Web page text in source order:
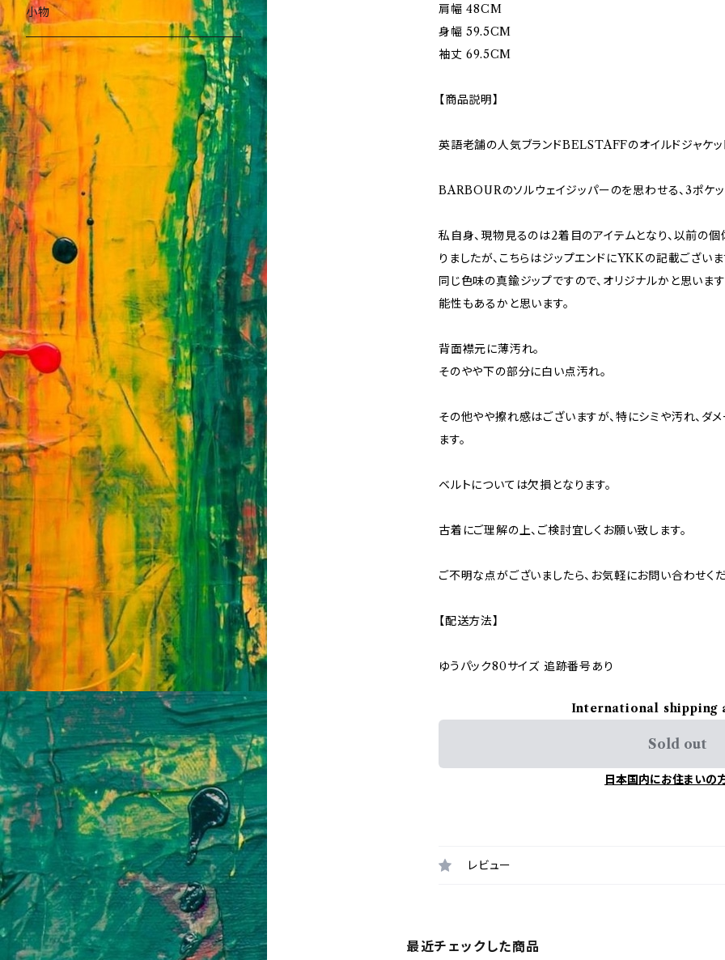
肩幅 48CM
身幅 59.5CM
袖丈 69.5CM
【商品説明】
英語老舗の人気ブランドBELSTAFFのオイルドジャケッ
BARBOURのソルウェイジッパーのを思わせる、3ポケ
私自身、現物見るのは2着目のアイテムとなり、以前の
りましたが、こちらはジップエンドにYKKの記載ござい
同じ色味の真鍮ジップですので、オリジナルかと思いま
能性もあるかと思います。
背面襟元に薄汚れ。
そのやや下の部分に白い点汚れ。
その他やや擦れ感はございますが、特にシミや汚れ、ダメ
ます。
ベルトについては欠損となります。
古着にご理解の上、ご検討宜しくお願い致します。
ご不明な点がございましたら、お気軽にお問い合わせく
【配送方法】
ゆうパック80サイズ 追跡番号あり
International shipping
Sold out
日本国内にお住まいの
レビュー
最近チェックした商品
小物